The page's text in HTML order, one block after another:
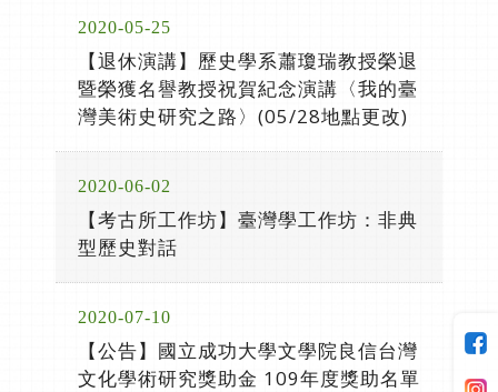
2020-05-25
【退休演講】歷史學系蕭瓊瑞教授榮退
暨榮獲名譽教授祝賀紀念演講〈我的臺
灣美術史研究之路〉(05/28地點更改)
2020-06-02
【考古所工作坊】臺灣學工作坊：非典
型歷史對話
2020-07-10
【公告】國立成功大學文學院良信台灣
文化學術研究獎助金 109年度獎助名單